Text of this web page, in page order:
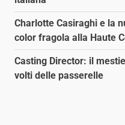
Charlotte Casiraghi e la
color fragola alla Haute
Casting Director: il
volti delle passerelle